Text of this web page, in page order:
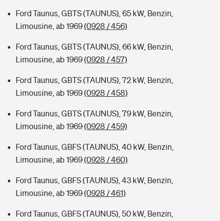
Ford Taunus, GBTS (TAUNUS), 65 kW, Benzin,
Limousine, ab 1969(0928 / 456)
Ford Taunus, GBTS (TAUNUS), 66 kW, Benzin,
Limousine, ab 1969(0928 / 457)
Ford Taunus, GBTS (TAUNUS), 72 kW, Benzin,
Limousine, ab 1969(0928 / 458)
Ford Taunus, GBTS (TAUNUS), 79 kW, Benzin,
Limousine, ab 1969(0928 / 459)
Ford Taunus, GBFS (TAUNUS), 40 kW, Benzin,
Limousine, ab 1969(0928 / 460)
Ford Taunus, GBFS (TAUNUS), 43 kW, Benzin,
Limousine, ab 1969(0928 / 461)
Ford Taunus, GBFS (TAUNUS), 50 kW, Benzin,